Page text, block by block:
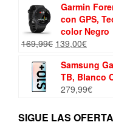
original
era:
44,90€.
actual
es:
41,30€.
Garmin
con GPS,
color Negro
169,99€ El
original
era:
169,99€.
139,00€El
actual
es:
Samsung
TB, Blanco
279,99€
SIGUE LAS